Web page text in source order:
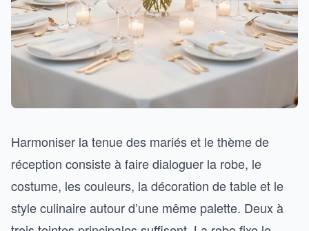
Harmoniser la tenue des mariés et le thème de
réception consiste à faire dialoguer la robe, le
costume, les couleurs, la décoration de table et le
style culinaire autour d’une même palette. Deux à